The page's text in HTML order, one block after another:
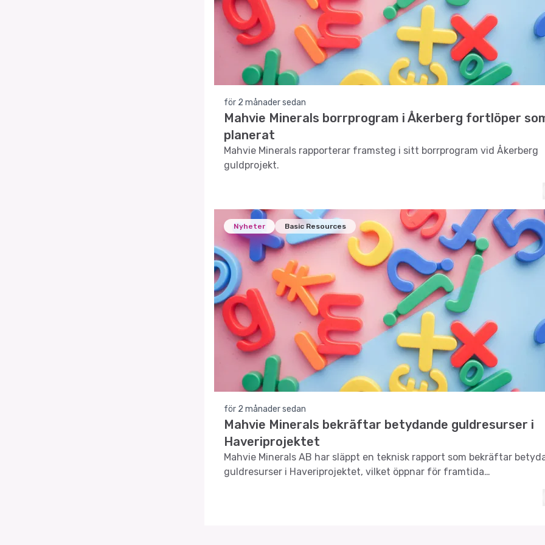
för 2 månader sedan
Mahvie Minerals borrprogram i Åkerberg fortlöper
planerat
Mahvie Minerals rapporterar framsteg i sitt borrprogram vid Åkerberg
guldprojekt.
Nyheter Basic Resources
för 2 månader sedan
Mahvie Minerals bekräftar betydande guldresurser i
Haveriprojektet
Mahvie Minerals AB har släppt en teknisk rapport som bekräftar
guldresurser i Haveriprojektet, vilket öppnar för framtida